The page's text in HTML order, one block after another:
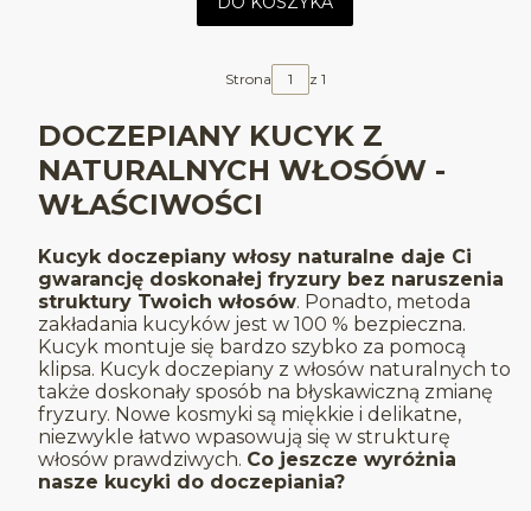
Strona z 1
DOCZEPIANY KUCYK Z
NATURALNYCH WŁOSÓW -
WŁAŚCIWOŚCI
Kucyk doczepiany włosy naturalne daje Ci
gwarancję doskonałej fryzury bez naruszenia
struktury Twoich włosów. Ponadto, metoda
zakładania kucyków jest w 100 % bezpieczna.
Kucyk montuje się bardzo szybko za pomocą
klipsa. Kucyk doczepiany z włosów naturalnych to
także doskonały sposób na błyskawiczną zmianę
fryzury. Nowe kosmyki są miękkie i delikatne,
niezwykle łatwo wpasowują się w strukturę
włosów prawdziwych. Co jeszcze wyróżnia
nasze kucyki do doczepiania?